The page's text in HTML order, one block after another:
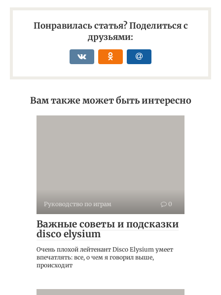
Понравилась статья? Поделиться с
друзьями:
Вам также может быть интересно
Руководство по играм 0
Важные советы и подсказки
disco elysium
Очень плохой лейтенант Disco Elysium умеет
впечатлять: все, о чем я говорил выше,
происходит